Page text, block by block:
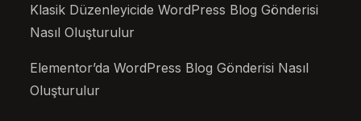
Klasik Düzenleyicide WordPress Blog Gönderisi
Nasıl Oluşturulur
Elementor’da WordPress Blog Gönderisi Nasıl
Oluşturulur